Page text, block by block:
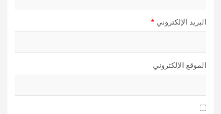
البريد الإلكتروني *
الموقع الإلكتروني